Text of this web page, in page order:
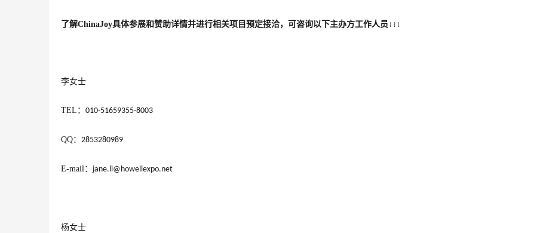
了解ChinaJoy具体参展和赞助详情并进行相关项目预定接洽，可咨询以下主办方工作人员↓↓↓
李女士
TEL ： 010-51659355-8003
QQ： 2853280989
E-mail： jane.li@howellexpo.net
杨女士